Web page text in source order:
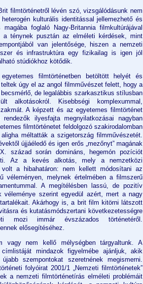
filmtörténetről lévén szó, vizsgálódásunk nem
kulturális identitással jellemezhető és
foglaló Nagy-Britannia filmkultúrájával
a ténynek pusztán az elméleti kérdések, mint
van jelentősége, hiszen a nemzeti
és infrastruktúra egy fizikailag is igen jól
stúdiókhoz kötődik.
filmtörténetben betöltött helyét és
úgy el az angol filmművészet felett, hogy a
de legalábbis szarkasztikus stílusban
Kisebbségi komplexummal,
A képzett és az egyetemes filmtörténet
ilyesfajta megnyilatkozásai nagyban
filmtörténetet feldolgozó szakirodalomban
méltatták a szigetország filmművészetét.
újjáéledő és igen erős „mezőnyt” magának
század során domináns, hegemón pozíciót
Az a kevés alkotás, mely a nemzetközi
a hibahatáron: nem kellett módosítani az
véleményen, melynek értelmében a filmszerű
A megítélésben lassú, de pozitív
szerint egyedül azért, mert a nagy
Akárhogy is, a brit film kitörni látszott
és kutatásmódszertani következetességre
mozi immár évszázados történetéről.
elősegítéséhez.
vagy nem kellő mélységben tárgyaltunk. A
mindazok figyelmébe ajánljuk, akik
szempontokat szeretnének megismerni.
folyóirat 2001/1 „Nemzeti filmtörténetek”
a nemzeti filmtörténetírás elméleti problémáit